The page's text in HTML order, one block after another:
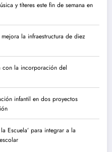
de
a respaldar las
y la
Escuelas
En
destaca la
educativos en
infantiles
Madrid hasta
y
y títeres este fin de semana en
la infraestructura de diez
con la incorporación del
infantil en dos proyectos
Escuela’ para integrar a la